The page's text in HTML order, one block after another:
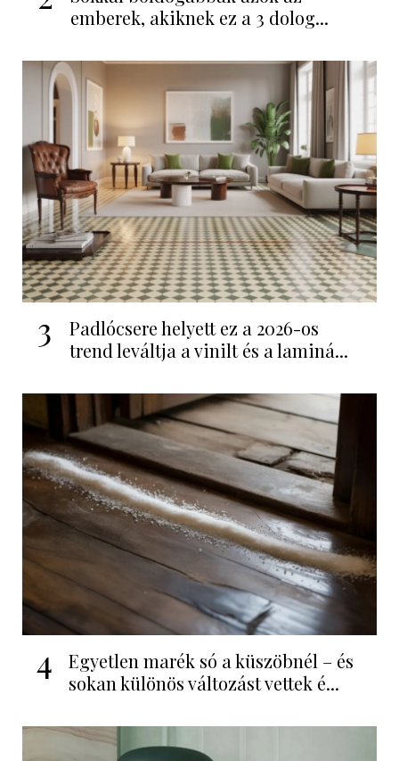
emberek, akiknek ez a 3 dolog...
3
Padlócsere helyett ez a 2026-os
trend leváltja a vinilt és a laminá...
4
Egyetlen marék só a küszöbnél – és
sokan különös változást vettek é...